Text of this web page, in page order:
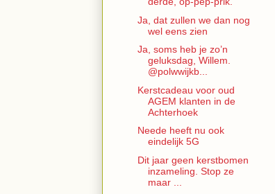
Ja, dat zullen we dan nog
wel eens zien
Ja, soms heb je zo’n
geluksdag, Willem.
@polwwijkb...
Kerstcadeau voor oud
AGEM klanten in de
Achterhoek
Neede heeft nu ook
eindelijk 5G
Dit jaar geen kerstbomen
inzameling. Stop ze
maar ...